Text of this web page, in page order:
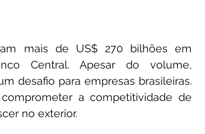
mais de US$ 270 bilhões em
Central. Apesar do volume,
desafio para empresas brasileiras.
a competitividade de
no exterior.